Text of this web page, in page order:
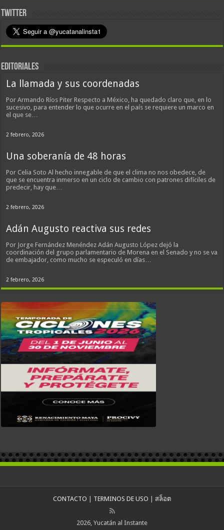
TWITTER
EDITORIALES
La llamada y sus coordenadas
Por Armando Ríos Piter Respecto a México, ha quedado claro que, en lo
sucesivo, para entender lo que ocurre en el país se requiere un marco en
el que se…
2 febrero, 2026
Una soberanía de 48 horas
Por Celia Soto Al hecho innegable de que el clima no nos obedece, de
que se encuentra inmerso en un ciclo de cambio con patrones difíciles de
predecir, hay que…
2 febrero, 2026
Adán Augusto reactiva sus redes
Por Jorge Fernández Menéndez Adán Augusto López dejó la
coordinación del grupo parlamentario de Morena en el Senado y no se va
de embajador, como mucho se especuló en días…
2 febrero, 2026
CONTACTO TERMINOS DE USO สล็อต
2026, Yucatán al Instante